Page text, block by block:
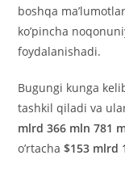
boshqa
ko’pincha
foydalanishadi.
Bugungi kunga
tashkil qiladi va
mlrd 366 mln 781
o’rtacha$153 mlrd